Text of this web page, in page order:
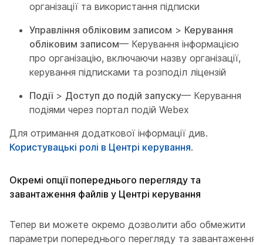
організації та використання підписки
Управління обліковим записом > Керування
обліковим записом— Керування інформацією
про організацію, включаючи назву організації,
керування підписками та розподіл ліцензій
Події> Доступ до подій запуску— Керування
подіями через портал подій Webex
Для отримання додаткової інформації див.
Користувацькі ролі в Центрі керування.
Окремі опції попереднього перегляду та
завантаження файлів у Центрі керування
Тепер ви можете окремо дозволити або обмежити
параметри попереднього перегляду та завантаження